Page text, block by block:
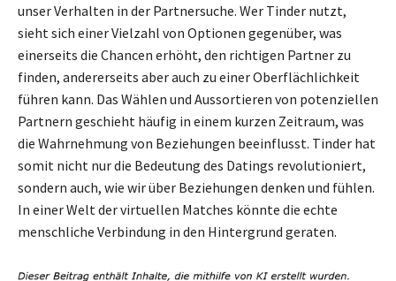
unser Verhalten in der Partnersuche. Wer Tinder nutzt,
sieht sich einer Vielzahl von Optionen gegenüber, was
einerseits die Chancen erhöht, den richtigen Partner zu
finden, andererseits aber auch zu einer Oberflächlichkeit
führen kann. Das Wählen und Aussortieren von potenziellen
Partnern geschieht häufig in einem kurzen Zeitraum, was
die Wahrnehmung von Beziehungen beeinflusst. Tinder hat
somit nicht nur die Bedeutung des Datings revolutioniert,
sondern auch, wie wir über Beziehungen denken und fühlen.
In einer Welt der virtuellen Matches könnte die echte
menschliche Verbindung in den Hintergrund geraten.